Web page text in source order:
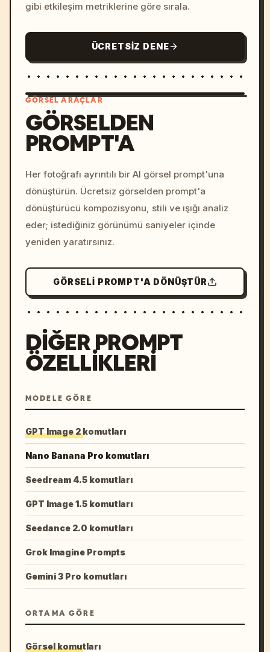
gibi etkileşim metriklerine göre sırala.
ÜCRETSIZ DENE
colors, 8k --v 6.0
GÖRSEL ARAÇLAR
GÖRSELDEN
PROMPT'A
Her fotoğrafı ayrıntılı bir AI görsel prompt'una
dönüştürün. Ücretsiz görselden prompt'a
dönüştürücü kompozisyonu, stili ve ışığı analiz
eder; istediğiniz görünümü saniyeler içinde
yeniden yaratırsınız.
GÖRSELI PROMPT'A DÖNÜŞTÜR
DIĞER PROMPT
ÖZELLIKLERI
MODELE GÖRE
GPT Image 2 komutları
Nano Banana Pro komutları
Seedream 4.5 komutları
GPT Image 1.5 komutları
Seedance 2.0 komutları
Grok Imagine Prompts
Gemini 3 Pro komutları
ORTAMA GÖRE
Görsel komutları